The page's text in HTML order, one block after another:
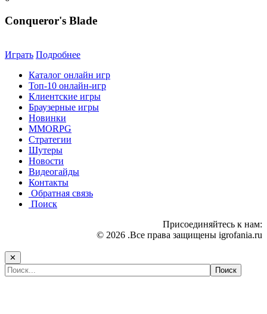
Conqueror's Blade
Играть Подробнее
Каталог онлайн игр
Топ-10 онлайн-игр
Клиентские игры
Браузерные игры
Новинки
MMORPG
Стратегии
Шутеры
Новости
Видеогайды
Контакты
Обратная связь
Поиск
Присоединяйтесь к нам:
© 2026 .Все права защищены igrofania.ru
✕